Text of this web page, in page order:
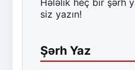
siz yazın!
Şərh Yaz